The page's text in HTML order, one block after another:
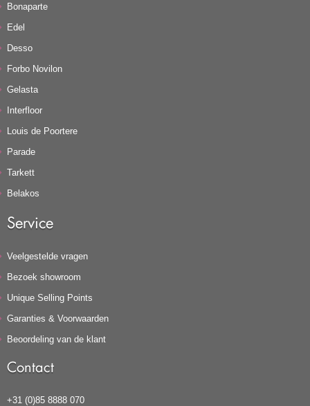
Bonaparte
Edel
Desso
Forbo Novilon
Gelasta
Interfloor
Louis de Poortere
Parade
Tarkett
Belakos
Service
Veelgestelde vragen
Bezoek showroom
Unique Selling Points
Garanties & Voorwaarden
Beoordeling van de klant
Contact
+31 (0)85 8888 070